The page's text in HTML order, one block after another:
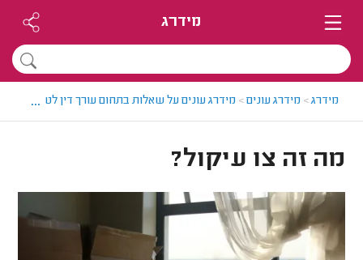
מידרג
מידרג> מידרג עונים> מידרג עונים על שאלות בתחום עורך דין לטיפול
...
מה זה צו עיקול?